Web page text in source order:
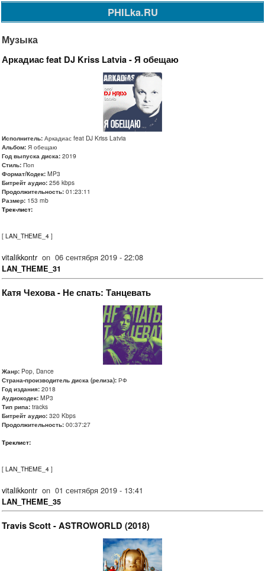
PHILka.RU
Музыка
Аркадиас feat DJ Kriss Latvia - Я обещаю
Исполнитель: Аркадиас feat DJ Kriss Latvia
Альбом: Я обещаю
Год выпуска диска: 2019
Стиль: Поп
Формат/Кодек: MP3
Битрейт аудио: 256 kbps
Продолжительность: 01:23:11
Размер: 153 mb
Трек-лист:
[ LAN_THEME_4 ]
vitalikkontron 06 сентября 2019 - 22:08
LAN_THEME_31
Катя Чехова - Не спать: Танцевать
Жанр: Pop, Dance
Страна-производитель диска (релиза): РФ
Год издания: 2018
Аудиокодек: MP3
Тип рипа: tracks
Битрейт аудио: 320 Kbps
Продолжительность: 00:37:27
Треклист:
[ LAN_THEME_4 ]
vitalikkontron 01 сентября 2019 - 13:41
LAN_THEME_35
Travis Scott - ASTROWORLD (2018)